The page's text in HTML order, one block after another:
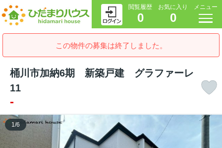
閲覧履歴
0
お気に入り
0
メニュー
この物件の募集は終了しました。
桶川市加納6期 新築戸建 グラファーレ
11
-
1/6